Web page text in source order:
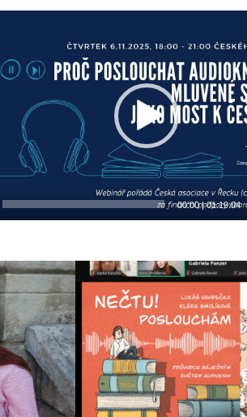
00:00|01:19:04